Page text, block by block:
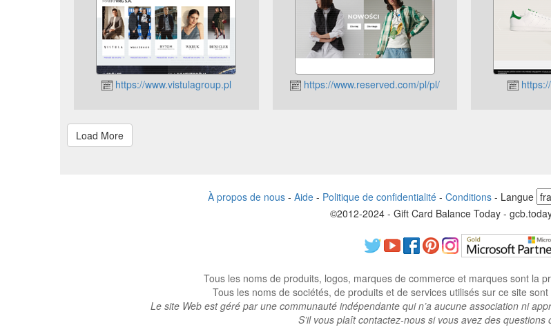
https://www.vistulagroup.pl https://www.reserved.com/pl/pl/
À propos de nous- Aide- Politique de confidentialité- Conditions- Langue
©2012-2024 - Gift Card Balance Today -
Tous les noms de produits, logos, marques de commerce et marques sont la
Tous les noms de sociétés, de produits et de services utilisés sur ce site
Le site Web est géré par une communauté indépendante qui n’a aucune association ni
S’il vous plaît contactez-nous si vous avez des questions